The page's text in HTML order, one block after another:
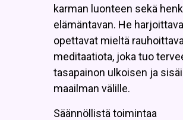
karman luonteen sekä
elämäntavan. He
opettavat mieltä
meditaatiota, joka tuo
tasapainon ulkoisen ja
maailman välille.
Säännöllistä toimintaa